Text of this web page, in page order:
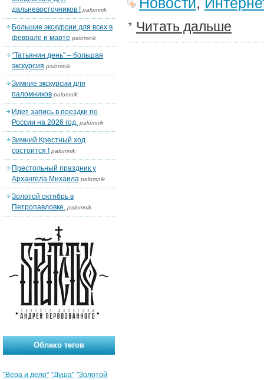
Читать дальше
дальневосточников ! palomnik
Большие экскурсии для всех в
феврале и марте palomnik
“Татьянин день” – большая
экскурсия palomnik
Зимние экскурсии для
паломников palomnik
Идет запись в поездки по
России на 2026 год. palomnik
Зимний Крестный ход
состоится ! palomnik
Престольный праздник у
Архангела Михаила palomnik
Золотой октябрь в
Петропавловке. palomnik
Облако тегов
"Вера и дело" "Душа" "Золотой